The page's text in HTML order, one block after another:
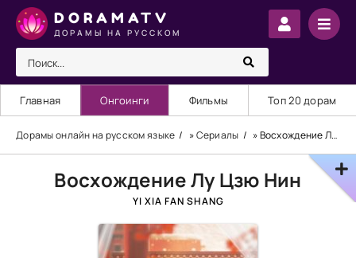
DORAMATV
ДОРАМЫ НА РУССКОМ
Главная Онгоинги Фильмы Топ 20 дорам
Дорамы онлайн на русском языке »Сериалы » Восхождение Лу Цзю Нин
Восхождение Лу Цзю Нин
YI XIA FAN SHANG